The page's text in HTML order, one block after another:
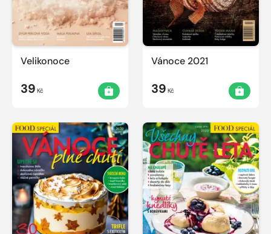
Velikonoce
39 Kč
Vánoce 2021
39 Kč